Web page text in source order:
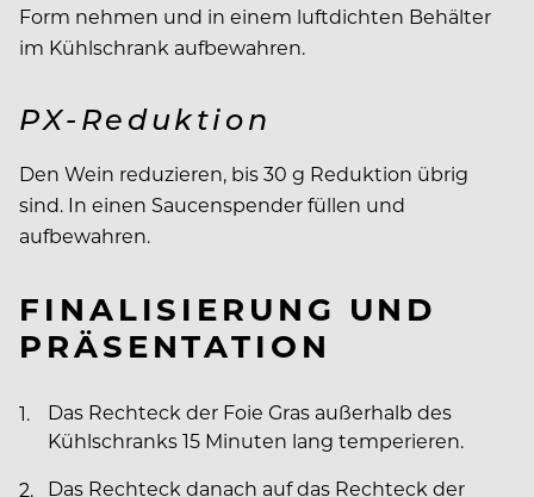
Form nehmen und in einem luftdichten Behälter
im Kühlschrank aufbewahren.
PX-Reduktion
Den Wein reduzieren, bis 30 g Reduktion übrig
sind. In einen Saucenspender füllen und
aufbewahren.
FINALISIERUNG UND
PRÄSENTATION
Das Rechteck der Foie Gras außerhalb des
Kühlschranks 15 Minuten lang temperieren.
Das Rechteck danach auf das Rechteck der